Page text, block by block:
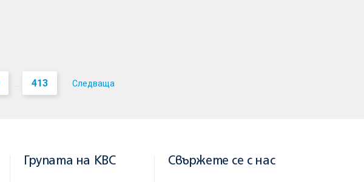
... 413 Следваща
Групата на KBC Свържете се с нас